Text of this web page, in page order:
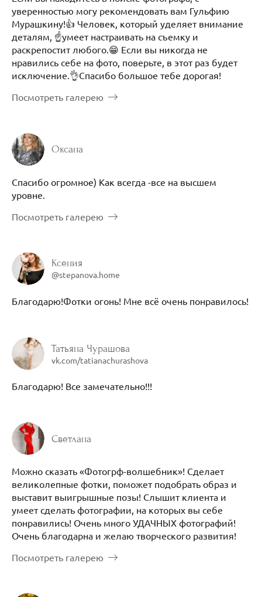
уверенностью могу рекомендовать вам Гульфию
Мурашкину!👍 Человек, который уделяет внимание
деталям, ☝️умеет настраивать на съемку и
раскрепостит любого.😁 Если вы никогда не
нравились себе на фото, поверьте, в этот раз будет
исключение.👌Спасибо большое тебе дорогая!
Посмотреть галерею
Оксана
Спасибо огромное) Как всегда -все на высшем
уровне.
Посмотреть галерею
Ксения
@stepanova.home
Благодарю!Фотки огонь! Мне всё очень понравилось!
Татьяна Чурашова
vk.com/tatianachurashova
Благодарю! Все замечательно!!!
Светлана
Можно сказать «Фотогрф-волшебник»! Сделает
великолепные фотки, поможет подобрать образ и
выставит выигрышные позы! Слышит клиента и
умеет сделать фотографии, на которых вы себе
понравились! Очень много УДАЧНЫХ фотографий!
Очень благодарна и желаю творческого развития!
Посмотреть галерею